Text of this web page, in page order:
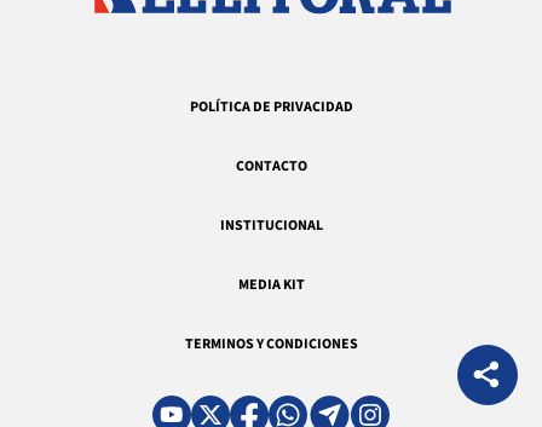
POLÍTICA DE PRIVACIDAD
CONTACTO
INSTITUCIONAL
MEDIA KIT
TERMINOS Y CONDICIONES